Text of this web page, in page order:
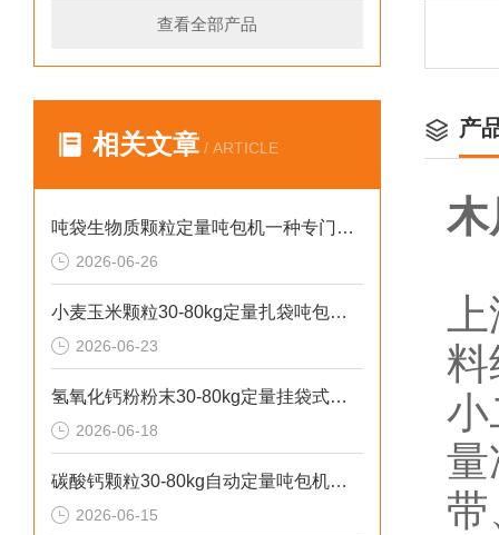
查看全部产品
相关文章 / ARTICLE
吨袋生物质颗粒定量吨包机一种专门用于吨袋设备
2026-06-26
小麦玉米颗粒30-80kg定量扎袋吨包机操作简单
2026-06-23
氢氧化钙粉粉末30-80kg定量挂袋式称重吨包机生产厂家
2026-06-18
碳酸钙颗粒30-80kg自动定量吨包机厂家直供
2026-06-15
产
木
料
小
量